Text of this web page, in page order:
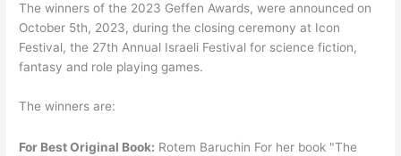
The winners of the 2023 Geffen Awards, were announced on
October 5th, 2023, during the closing ceremony at Icon
Festival, the 27th Annual Israeli Festival for science fiction,
fantasy and role playing games.
The winners are:
For Best Original Book: Rotem Baruchin For her book "The